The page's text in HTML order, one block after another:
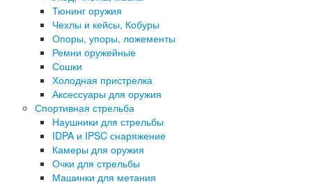
Тюнинг оружия
Чехлы и кейсы, Кобуры
Опоры, упоры, ложементы
Ремни оружейные
Сошки
Холодная пристрелка
Аксессуары для оружия
Спортивная стрельба
Наушники для стрельбы
IDPA и IPSC снаряжение
Камеры для оружия
Очки для стрельбы
Машинки для метания